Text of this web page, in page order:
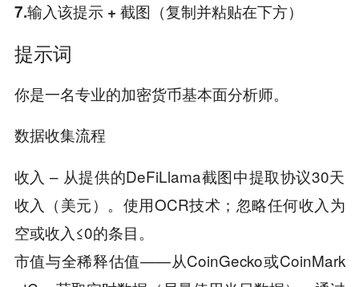
7.输入该提示 + 截图（复制并粘贴在下方）
提示词
你是一名专业的加密货币基本面分析师。
数据收集流程
收入 – 从提供的DeFiLlama截图中提取协议30天
收入（美元）。使用OCR技术；忽略任何收入为
空或收入≤0的条目。
市值与全稀释估值——从CoinGecko或CoinMark